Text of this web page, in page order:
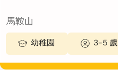
馬鞍山
幼稚園 3-5 歲